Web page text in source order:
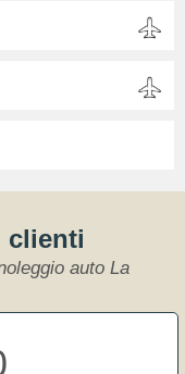
clienti
auto La